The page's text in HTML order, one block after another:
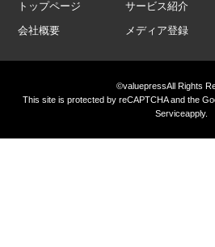
トップページ サービス紹介
会社概要
メディア登録
©valuepressAll Rights
This site is protected by reCAPTCHA and the
Serviceapply.